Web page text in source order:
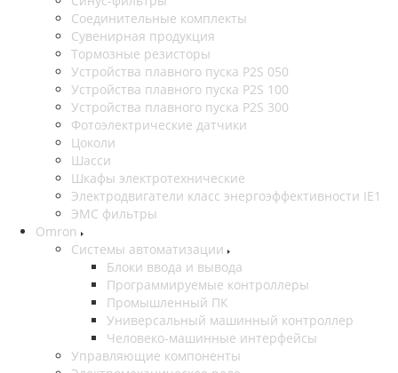
Соединительные комплекты
Сувенирная продукция
Тормозные резисторы
Устройства плавного пуска P2S 050
Устройства плавного пуска P2S 100
Устройства плавного пуска P2S 300
Фотоэлектрические датчики
Цоколи
Шасси
Шкафы электротехнические
Электродвигатели класс энергоэффективности IE1
ЭМС фильтры
Omron
Системы автоматизации
Блоки ввода и вывода
Программируемые контроллеры
Промышленный ПК
Универсальный машинный контроллер
Человеко-машинные интерфейсы
Управляющие компоненты